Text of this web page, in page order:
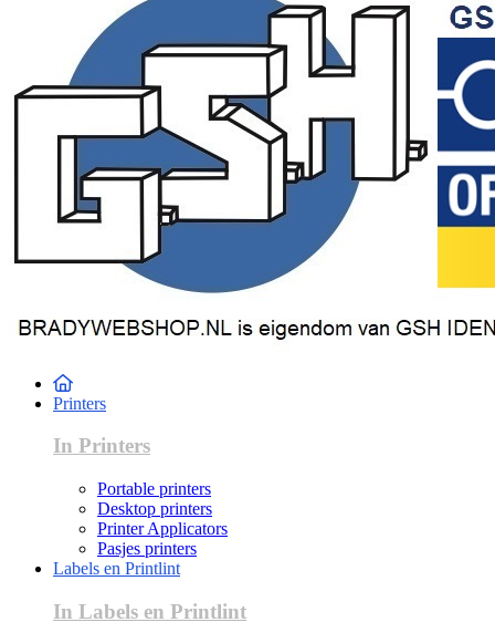
Printers
In Printers
Portable printers
Desktop printers
Printer Applicators
Pasjes printers
Labels en Printlint
In Labels en Printlint